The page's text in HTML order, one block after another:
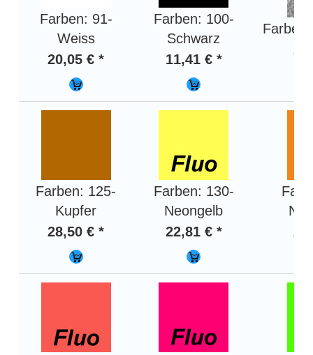
Farben: 91-
Weiss
20,05 € *
Farben: 100-
Schwarz
11,41 € *
Farben: 125-
Kupfer
28,50 € *
Farben: 130-
Neongelb
22,81 € *